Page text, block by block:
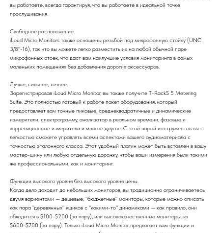
вы работаете, всегда гарантируя, что вы работаете в идеальной точке
прослушивания.
Свободное расположение.
iLoud Micro Monitors также оснащены резьбой под микрофонную стойку (UNC
3/8"-16), так что вы можете легко разместить их на любой обычной паре
микрофонных стоек, что даст вам наилучшие условия мониторинга в самых
маленьких помещениях без добавления дорогих аксессуаров.
Лучше, сильнее, точнее.
Зарегистрировав iLoud Micro Monitor, вы также получите T-RackS 5 Metering
Suite. Это полностью готовый к работе пакет оборудования, который
предоставляет вам точные пиковые, среднеквадратичные и динамические
измерители, спектрограмму, анализатор в реальном времени, фазовые и
корреляционные измерители и многое другое. С этой парой инструментов вы с
легкостью сможете управлять всеми аспектами вашего аудиоматериала с
точностью эталонного класса. Этот удобный плагин может быть вставлен в вашу
мастер-шину или любую отдельную дорожку, чтобы ваши измерения были такими
же профессиональными, как и мониторинг.
Функции высокого уровня без высокого уровня цены.
Когда дело доходит до небольших мониторов, вы традиционно ограничиваетесь
двумя вариантами — дешевые, "бюджетные" мониторы, которые можно описать
как пара "деревянных" ящиков с "какими-то" динамиками — как правило, они
обходится в $100-$200 (за пару), или высококачественные мониторы за
$600-$700 (за пару). Только iLoud Micro Monitor предлагает вам функции и